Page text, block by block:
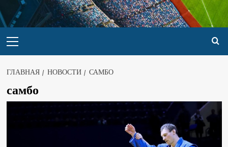
ГЛАВНАЯ НОВОСТИ САМБО
самбо